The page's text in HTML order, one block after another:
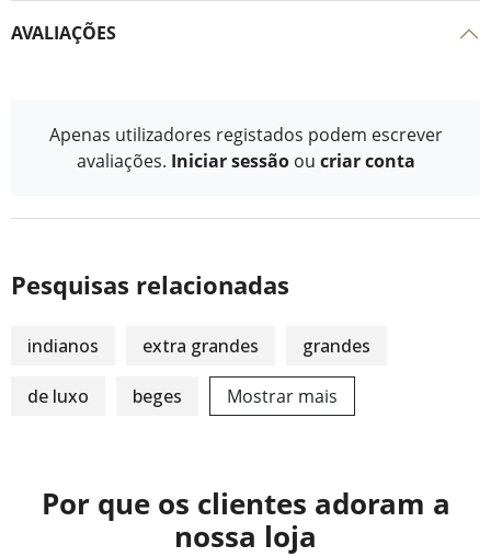
AVALIAÇÕES
Apenas utilizadores registados podem escrever
avaliações. Iniciar sessão ou criar conta
Pesquisas relacionadas
indianos extra grandes grandes
de luxo beges Mostrar mais
Por que os clientes adoram a
nossa loja